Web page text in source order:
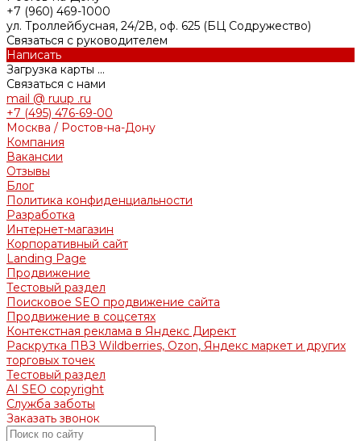
+7 (960) 469-1000
ул. Троллейбусная, 24/2В, оф. 625 (БЦ Содружество)
Связаться с руководителем
Написать
Загрузка карты ...
Связаться с нами
mail @ ruup .ru
+7 (495) 476-69-00
Москва / Ростов-на-Дону
Компания
Вакансии
Отзывы
Блог
Политика конфиденциальности
Разработка
Интернет-магазин
Корпоративный сайт
Landing Page
Продвижение
Тестовый раздел
Поисковое SEO продвижение сайта
Продвижение в соцсетях
Контекстная реклама в Яндекс Директ
Раскрутка ПВЗ Wildberries, Ozon, Яндекс маркет и других
торговых точек
Тестовый раздел
AI SEO copyright
Служба заботы
Заказать звонок